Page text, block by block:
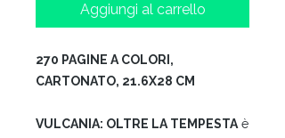
Aggiungi al carrello
270 PAGINE A COLORI,
CARTONATO, 21.6X28 CM
VULCANIA: OLTRE LA TEMPESTA è